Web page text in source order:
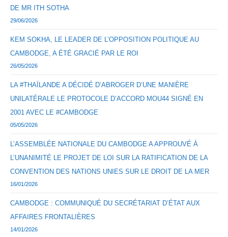
DE MR ITH SOTHA
29/06/2026
KEM SOKHA, LE LEADER DE L’OPPOSITION POLITIQUE AU
CAMBODGE, A ÉTÉ GRACIÉ PAR LE ROI
26/05/2026
LA #THAÏLANDE A DÉCIDÉ D’ABROGER D’UNE MANIÈRE
UNILATÉRALE LE PROTOCOLE D’ACCORD MOU44 SIGNÉ EN
2001 AVEC LE #CAMBODGE
05/05/2026
L’ASSEMBLÉE NATIONALE DU CAMBODGE A APPROUVÉ À
L’UNANIMITÉ LE PROJET DE LOI SUR LA RATIFICATION DE LA
CONVENTION DES NATIONS UNIES SUR LE DROIT DE LA MER
16/01/2026
CAMBODGE : COMMUNIQUÉ DU SECRÉTARIAT D’ÉTAT AUX
AFFAIRES FRONTALIÈRES
14/01/2026